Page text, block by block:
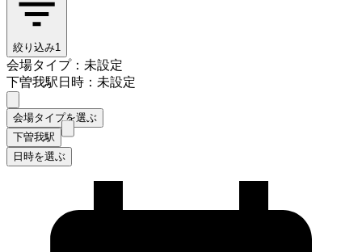
絞り込み1
会場タイプ：未設定
下曽我駅日時：未設定
会場タイプを選ぶ
下曽我駅
日時を選ぶ